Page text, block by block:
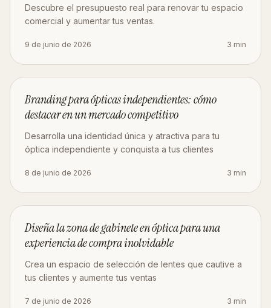
Descubre el presupuesto real para renovar tu espacio
comercial y aumentar tus ventas.
9 de junio de 2026 3 min
Branding para ópticas independientes: cómo
destacar en un mercado competitivo
Desarrolla una identidad única y atractiva para tu
óptica independiente y conquista a tus clientes
8 de junio de 2026 3 min
Diseña la zona de gabinete en óptica para una
experiencia de compra inolvidable
Crea un espacio de selección de lentes que cautive a
tus clientes y aumente tus ventas
7 de junio de 2026 3 min